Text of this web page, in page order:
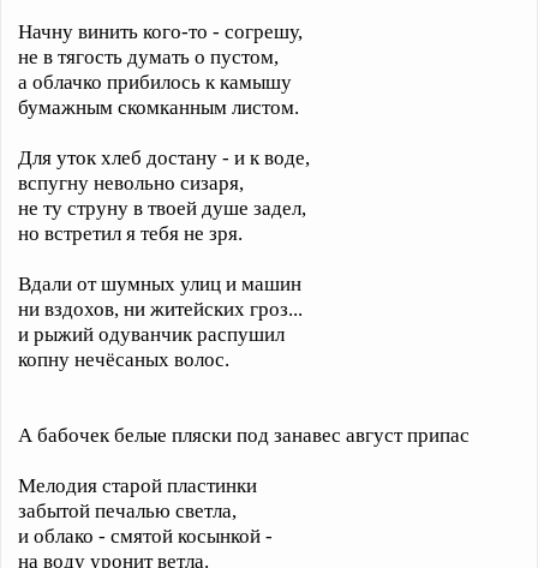
Начну винить кого-то - согрешу,
не в тягость думать о пустом,
а облачко прибилось к камышу
бумажным скомканным листом.
Для уток хлеб достану - и к воде,
вспугну невольно сизаря,
не ту струну в твоей душе задел,
но встретил я тебя не зря.
Вдали от шумных улиц и машин
ни вздохов, ни житейских гроз...
и рыжий одуванчик распушил
копну нечёсаных волос.
А бабочек белые пляски под занавес август припас
Мелодия старой пластинки
забытой печалью светла,
и облако - смятой косынкой -
на воду уронит ветла.